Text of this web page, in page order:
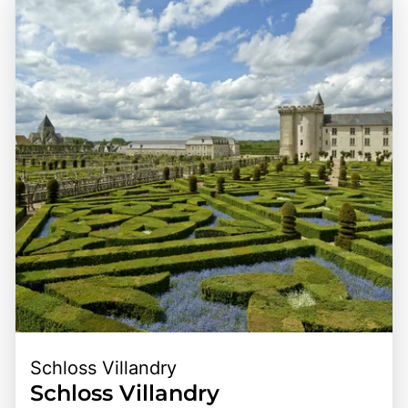
hervorragende Gelegenheit, in die Geschichte der
französischen Monarchie einzutauchen, die
beeindruckende Architektur zu bewundern und die
wunderschöne Umgebung zu genießen.
Schlössern der Loire, wie Château de Chambord und
Château de Chenonceau, macht Schloss Blois zu einem
perfekten Ausgangspunkt für Erkundungen der Region.
Die Kombination aus der historischen Bedeutung, der
atemberaubenden Landschaft und den vielfältigen
Freizeitmöglichkeiten macht Schloss Blois zu einem
bereichernden Erlebnis für alle, die die Schönheit und den
Charme dieser einzigartigen Region entdecken möchten.
Schloss Villandry
Schloss Villandry